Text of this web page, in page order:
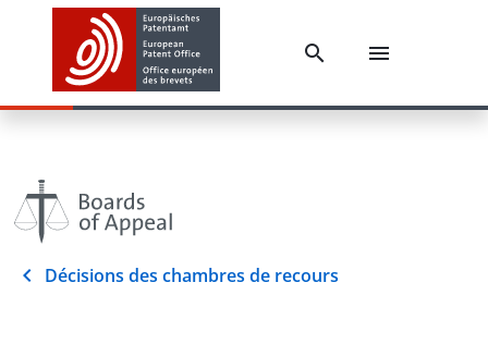
Décisions des chambres de recours